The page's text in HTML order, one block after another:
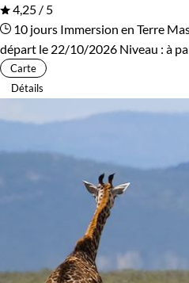
4,25 / 5
10 jours Immersion en Terre
départ le 22/10/2026 Niveau : à
Carte
Détails